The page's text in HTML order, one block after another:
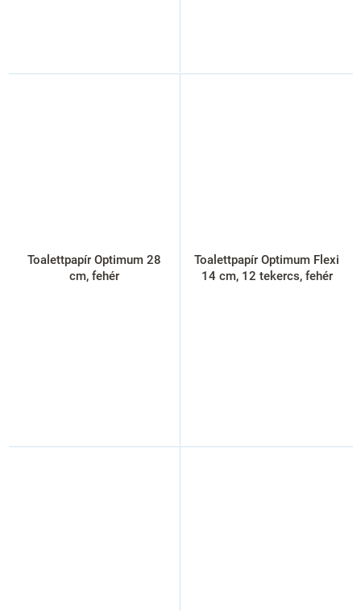
Toalettpapír Optimum 28
cm, fehér
Toalettpapír Optimum Flexi
14 cm, 12 tekercs, fehér